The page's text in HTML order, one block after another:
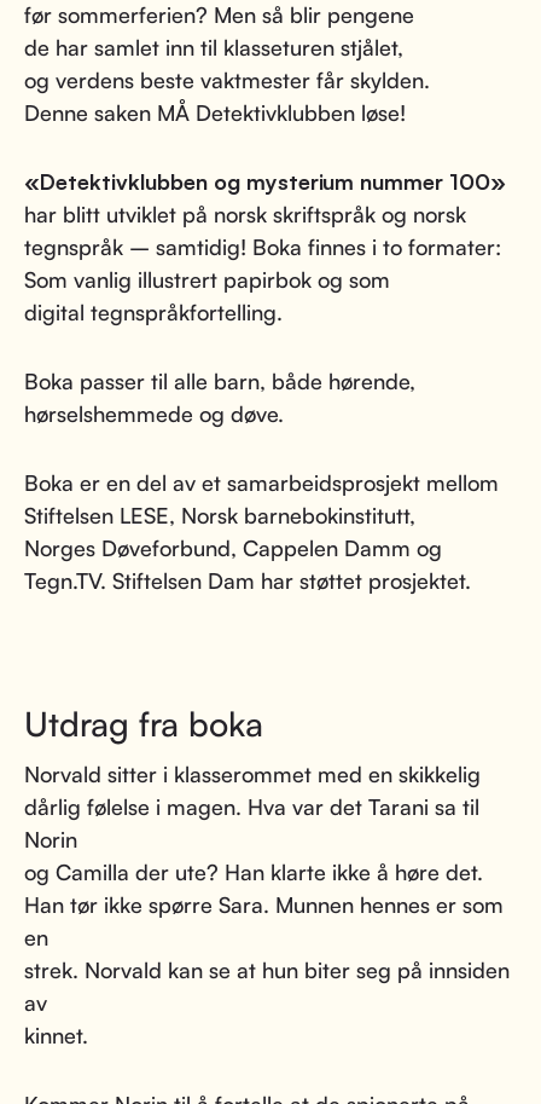
før sommerferien? Men så blir pengene
de har samlet inn til klasseturen stjålet,
og verdens beste vaktmester får skylden.
Denne saken MÅ Detektivklubben løse!
«Detektivklubben og mysterium nummer 100»
har blitt utviklet på norsk skriftspråk og norsk
tegnspråk – samtidig! Boka finnes i to formater:
Som vanlig illustrert papirbok og som
digital tegnspråkfortelling.
Boka passer til alle barn, både hørende,
hørselshemmede og døve.
Boka er en del av et samarbeidsprosjekt mellom
Stiftelsen LESE, Norsk barnebokinstitutt,
Norges Døveforbund, Cappelen Damm og
Tegn.TV. Stiftelsen Dam har støttet prosjektet.
Utdrag fra boka
Norvald sitter i klasserommet med en skikkelig
dårlig følelse i magen. Hva var det Tarani sa til
Norin
og Camilla der ute? Han klarte ikke å høre det.
Han tør ikke spørre Sara. Munnen hennes er som
en
strek. Norvald kan se at hun biter seg på innsiden
av
kinnet.